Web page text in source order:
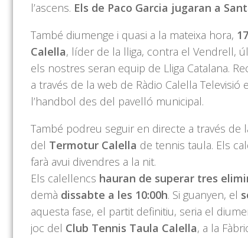
l’ascens. Els de Paco Garcia jugaran a
També diumenge i quasi a la mateixa hora,
Calella, líder de la lliga, contra el Vendrell,
els nostres seran equip de Lliga Catalana.
a través de la web de Ràdio Calella
l’handbol des del pavelló municipal.
També podreu seguir en directe a través de
del Termotur Calella de tennis taula. Els
farà avui divendres a la nit.
Els calellencs hauran de superar tres
demà dissabte a les 10:00h. Si guanyen, el
aquesta fase, el partit definitiu, seria el
joc del Club Tennis Taula Calella, a la